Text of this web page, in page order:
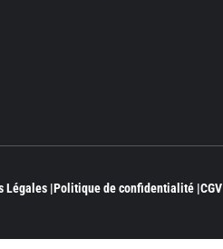
Légales |Politique de confidentialité |CGV